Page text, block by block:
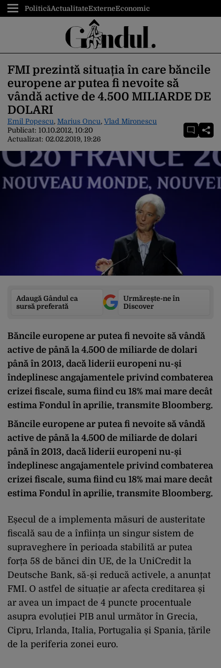
PoliticăActualitateExterneEconomic
FMI prezintă situația în care băncile
europene ar putea fi nevoite să
vândă active de 4.500 MILIARDE DE
DOLARI
Emil Popescu, Marius Oncu, Vlad Mironescu
Publicat: 10.10.2012, 10:20
Actualizat: 02.02.2019, 19:26
Adaugă Gândul ca
sursă preferată
Urmărește-ne în
Discover
Băncile europene ar putea fi nevoite să vândă
active de până la 4.500 de miliarde de dolari
până în 2013, dacă liderii europeni nu-și
îndeplinesc angajamentele privind combaterea
crizei fiscale, suma fiind cu 18% mai mare decât
estima Fondul în aprilie, transmite Bloomberg.
Băncile europene ar putea fi nevoite să vândă
active de până la 4.500 de miliarde de dolari
până în 2013, dacă liderii europeni nu-și
îndeplinesc angajamentele privind combaterea
crizei fiscale, suma fiind cu 18% mai mare decât
estima Fondul în aprilie, transmite Bloomberg.
Eșecul de a implementa măsuri de austeritate
fiscală sau de a înființa un singur sistem de
supraveghere în perioada stabilită ar putea
forța 58 de bănci din UE, de la UniCredit la
Deutsche Bank, să-și reducă activele, a anunțat
FMI. O astfel de situație ar afecta creditarea și
ar avea un impact de 4 puncte procentuale
asupra evoluției PIB anul următor în Grecia,
Cipru, Irlanda, Italia, Portugalia și Spania, țările
de la periferia zonei euro.